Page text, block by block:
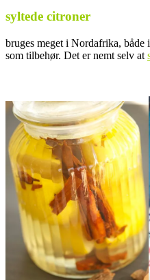
syltede citroner
bruges meget i Nordafrika, både
som tilbehør. Det er nemt selv at